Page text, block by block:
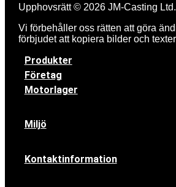
Upphovsrätt © 2026 JM-Casting Ltd.
Vi förbehåller oss rätten att göra
förbjudet att kopiera bilder och
Produkter
Företag
Motorlager
Miljö
Kontaktinformation